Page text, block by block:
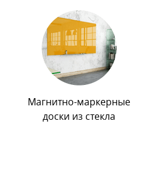
Магнитно-маркерные
доски из стекла